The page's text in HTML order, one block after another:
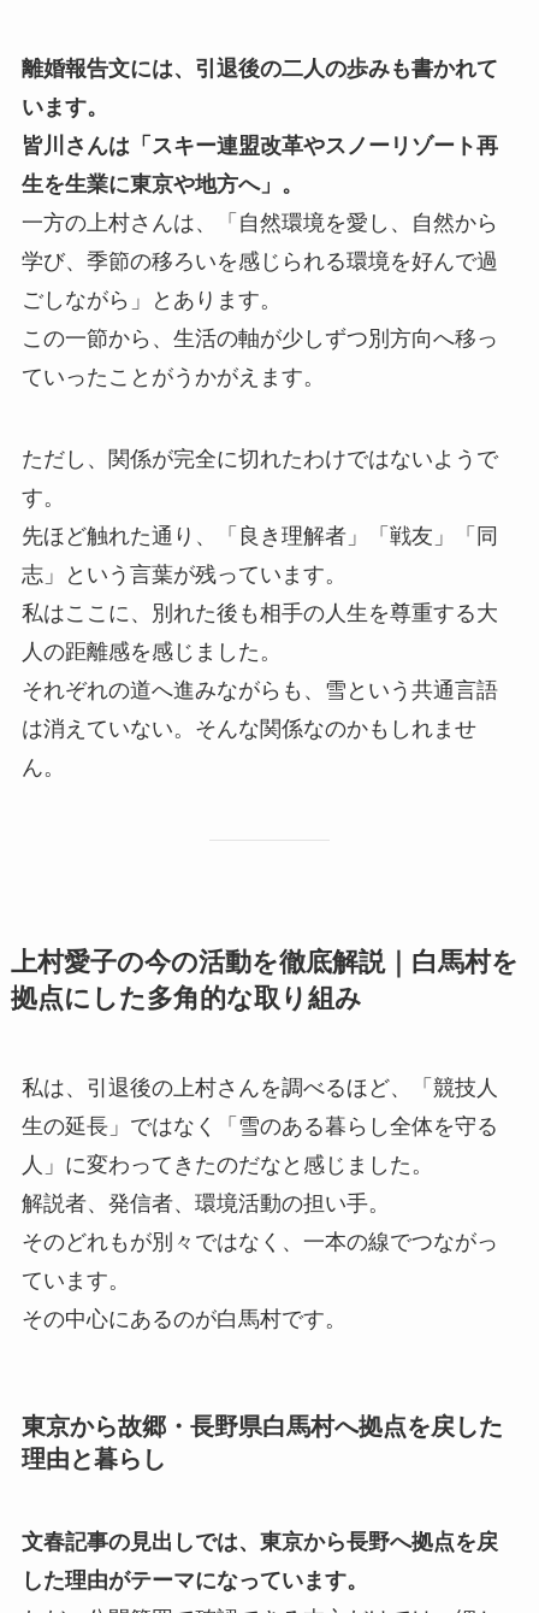
離婚報告文には、引退後の二人の歩みも書かれて
います。
皆川さんは「スキー連盟改革やスノーリゾート再
生を生業に東京や地方へ」。
一方の上村さんは、「自然環境を愛し、自然から
学び、季節の移ろいを感じられる環境を好んで過
ごしながら」とあります。
この一節から、生活の軸が少しずつ別方向へ移っ
ていったことがうかがえます。
ただし、関係が完全に切れたわけではないようで
す。
先ほど触れた通り、「良き理解者」「戦友」「同
志」という言葉が残っています。
私はここに、別れた後も相手の人生を尊重する大
人の距離感を感じました。
それぞれの道へ進みながらも、雪という共通言語
は消えていない。そんな関係なのかもしれませ
ん。
上村愛子の今の活動を徹底解説｜白馬村を
拠点にした多角的な取り組み
私は、引退後の上村さんを調べるほど、「競技人
生の延長」ではなく「雪のある暮らし全体を守る
人」に変わってきたのだなと感じました。
解説者、発信者、環境活動の担い手。
そのどれもが別々ではなく、一本の線でつながっ
ています。
その中心にあるのが白馬村です。
東京から故郷・長野県白馬村へ拠点を戻した
理由と暮らし
文春記事の見出しでは、東京から長野へ拠点を戻
した理由がテーマになっています。